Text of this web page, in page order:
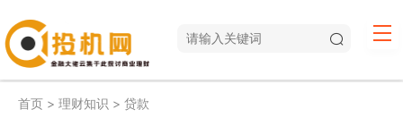
首页 > 理财知识 > 贷款